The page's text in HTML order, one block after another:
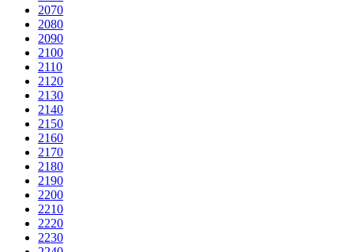
2070
2080
2090
2100
2110
2120
2130
2140
2150
2160
2170
2180
2190
2200
2210
2220
2230